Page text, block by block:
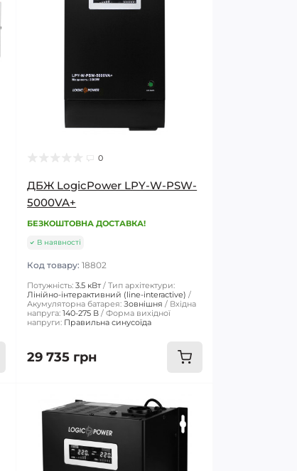
0
ДБЖ LogicPower LPY-W-PSW-
5000VA+
БЕЗКОШТОВНА ДОСТАВКА!
В наявності
Код товару:18802
Потужність: 3.5 кВт
Тип архітектури:
Лінійно-інтерактивний (line-interactive)
Акумуляторна батарея: Зовнішня
Вхідна
напруга: 140-275 В
Форма вихідної
напруги: Правильна синусоїда
29 735 грн